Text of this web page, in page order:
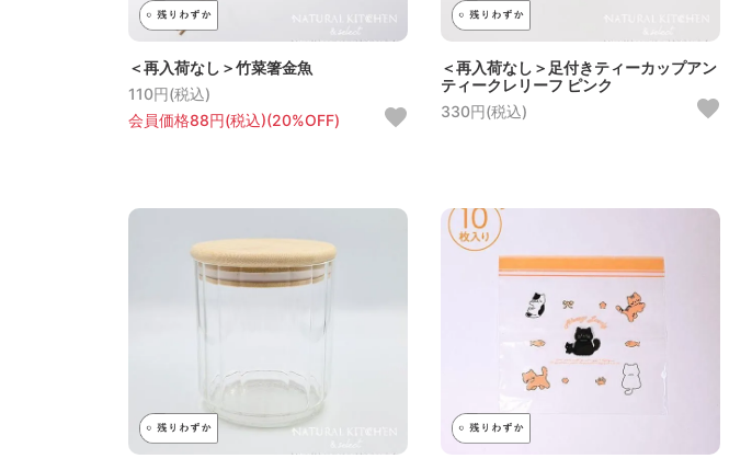
＜再入荷なし＞竹菜箸金魚
110円(税込)
会員価格88円(税込)(20%OFF)
＜再入荷なし＞足付きティーカップアン
ティークレリーフ ピンク
330円(税込)